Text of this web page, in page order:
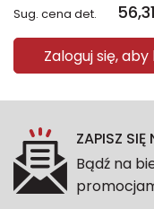
Sug. cena det. 56,31
Zaloguj się, aby
ZAPISZ SIĘ
Bądź na